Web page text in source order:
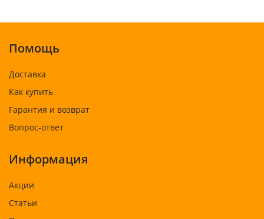
Помощь
Доставка
Как купить
Гарантия и возврат
Вопрос-ответ
Информация
Акции
Статьи